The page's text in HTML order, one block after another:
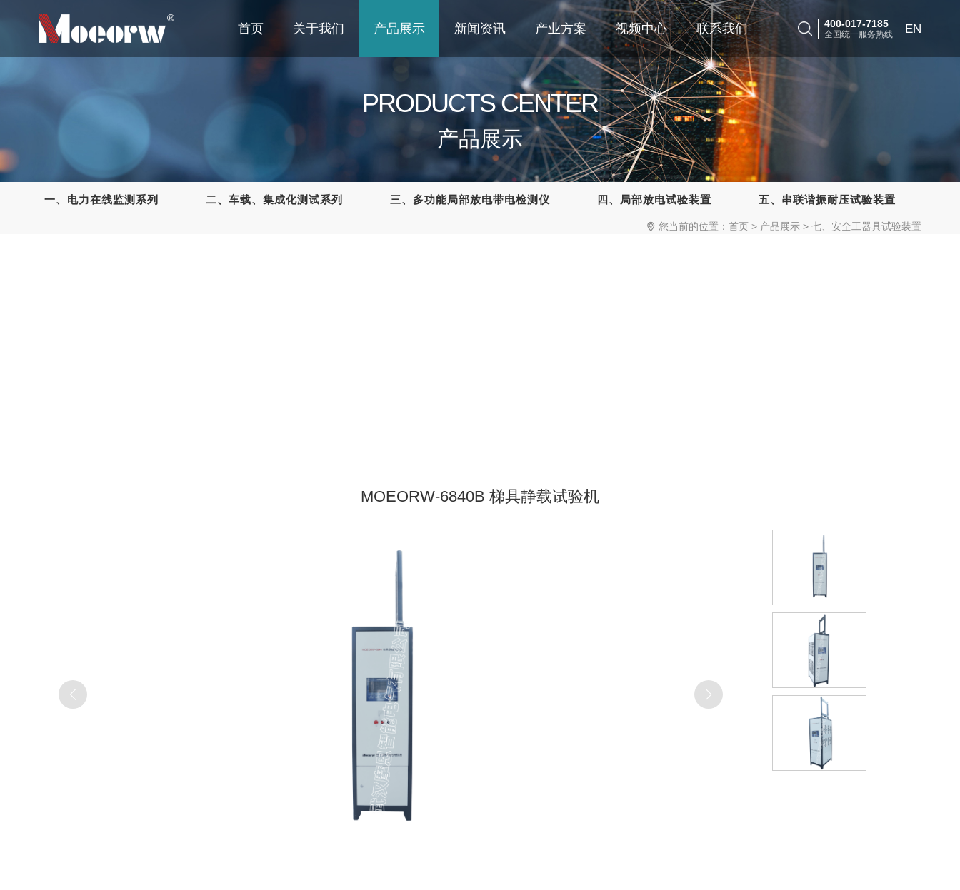
首页 关于我们 产品展示 新闻资讯 产业方案 视频中心 联系我们 400-017-7185
全国统一服务热线 EN
PRODUCTS CENTER
产品展示
一、电力在线监测系列 二、车载、集成化测试系列 三、多功能局部放电带电检测仪 四、局部放电试验装置 五、串联谐振耐压试验装置
您当前的位置：首页 > 产品展示 >七、安全工器具试验装置
MOEORW-6840B 梯具静载试验机